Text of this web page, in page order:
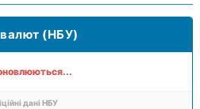
(НБУ)
дані НБУ